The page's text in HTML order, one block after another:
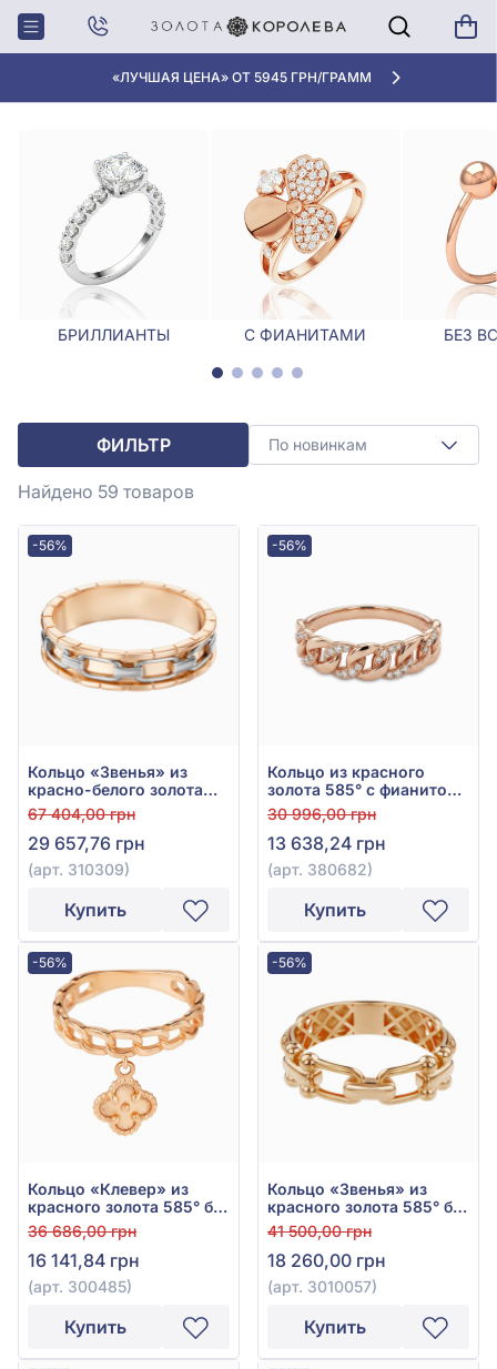
«ЛУЧШАЯ ЦЕНА» ОТ 5945 ГРН/ГРАММ
Главная Кольца Кольца цепи
КОЛЬЦА ЦЕПИ
БРИЛЛИАНТЫ С ФИАНИТАМИ БЕЗ
ФИЛЬТР По новинкам
Найдено 59 товаров
-56%
Кольцо «Звенья» из
красно-белого золота
585°, без вставки, арт.
310309
67 404,00 грн
29 657,76 грн
(арт. 310309)
Купить
-56%
Кольцо из красного
золота 585° с фианитом,
арт. 380682
30 996,00 грн
13 638,24 грн
(арт. 380682)
Купить
-56%
Кольцо «Клевер» из
красного золота 585° без
вставки, арт. 300485
36 686,00 грн
16 141,84 грн
(арт. 300485)
Купить
-56%
Кольцо «Звенья» из
красного золота 585° без
вставки, арт. 3010057
41 500,00 грн
18 260,00 грн
(арт. 3010057)
Купить